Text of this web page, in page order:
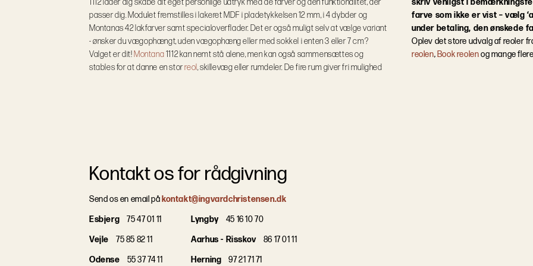
1112 lader dig skabe dit eget personlige udtryk med de farver og den funktionalitet, der
passer dig. Modulet fremstilles i lakeret MDF i pladetykkelsen 12 mm, i 4 dybder og
Montanas 42 lakfarver samt specialoverflader. Det er også muligt selv at vælge variant
- ønsker du vægophængt, uden vægophæng eller med sokkel i enten 3 eller 7 cm?
Valget er dit! Montana1112 kan nemt stå alene, men kan også sammensættes og
stables for at danne en storreol, skillevæg eller rumdeler. De fire rum giver fri mulighed
skriv venligst i
farve som ikke er vist – vælg
under betaling, den ønskede
Oplev det store udvalg af reoler
reolen, Book reolenog mange
Kontakt os for rådgivning
Send os en email på kontakt@ingvardchristensen.dk
Esbjerg
75 47 01 11
Vejle
75 85 82 11
Odense
55 37 74 11
Lyngby
45 16 10 70
Aarhus - Risskov
86 17 01 11
Herning
97 21 71 71